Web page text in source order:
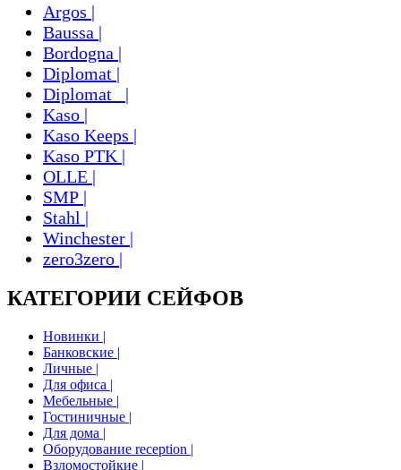
Argos |
Baussa |
Bordogna |
Diplomat |
Diplomat_ |
Kaso |
Kaso Keeps |
Kaso PTK |
OLLE |
SMP |
Stahl |
Winchester |
zero3zero |
КАТЕГОРИИ СЕЙФОВ
Новинки |
Банковские |
Личные |
Для офиса |
Мебельные |
Гостиничные |
Для дома |
Оборудование reception |
Взломостойкие |